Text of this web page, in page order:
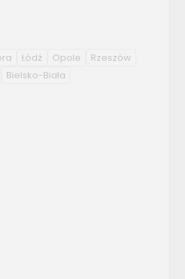
Łódź Opole
Rzeszów
Bielsko-Biała